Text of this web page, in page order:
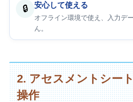
🔒 安心して使える
オフライン環境で使え、入力デ
ん。
2. アセスメントシー
操作